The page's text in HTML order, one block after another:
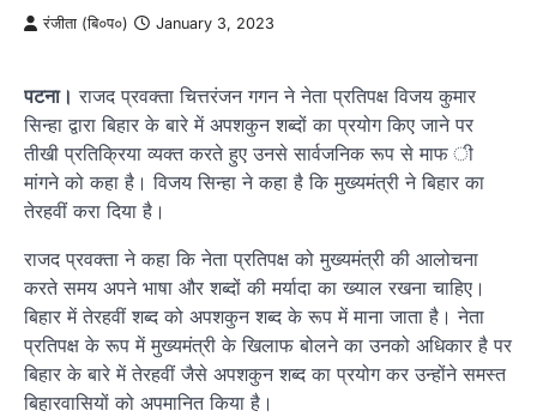
रंजीता (बि०प०) January 3, 2023
पटना। राजद प्रवक्ता चित्तरंजन गगन ने नेता प्रतिपक्ष विजय कुमार
सिन्हा द्वारा बिहार के बारे में अपशकुन शब्दों का प्रयोग किए जाने पर
तीखी प्रतिक्रिया व्यक्त करते हुए उनसे सार्वजनिक रूप से माफ ी
मांगने को कहा है। विजय सिन्हा ने कहा है कि मुख्यमंत्री ने बिहार का
तेरहवीं करा दिया है।
राजद प्रवक्ता ने कहा कि नेता प्रतिपक्ष को मुख्यमंत्री की आलोचना
करते समय अपने भाषा और शब्दों की मर्यादा का ख्याल रखना चाहिए।
बिहार में तेरहवीं शब्द को अपशकुन शब्द के रूप में माना जाता है। नेता
प्रतिपक्ष के रूप में मुख्यमंत्री के खिलाफ बोलने का उनको अधिकार है पर
बिहार के बारे में तेरहवीं जैसे अपशकुन शब्द का प्रयोग कर उन्होंने समस्त
बिहारवासियों को अपमानित किया है।